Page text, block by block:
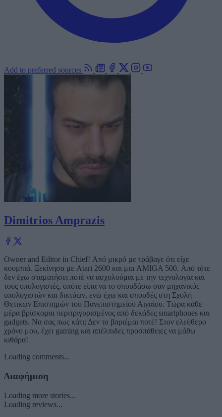
Add to preferred sources
Dimitrios Amprazis
Owner and Editor in Chief! Από μικρό με τράβαγε ότι είχε
κουμπιά. Ξεκίνησα με Atari 2600 και μια AMIGA 500. Από τότε
δεν έχω σταματήσει ποτέ να ασχολούμαι με την τεχνολογία και
τους υπολογιστές, οπότε είπα να το σπουδάσω σαν μηχανικός
υπολογιστών και δικτύων, ενώ έχω και σπουδές στη Σχολή
Θετικών Επιστημών του Πανεπιστημείου Αιγαίου. Τώρα κάθε
μέρα βρίσκομαι περιτριγυρισμένος από δεκάδες smartphones και
gadgets. Να σας πως κάτι; Δεν το βαριέμαι ποτέ! Στον ελεύθερο
χρόνο μου, έχει gaming και απέλπιδες προσπάθειες να μάθω
κιθάρα!
Loading comments...
Διαφήμιση
Loading more stories...
Loading reviews...